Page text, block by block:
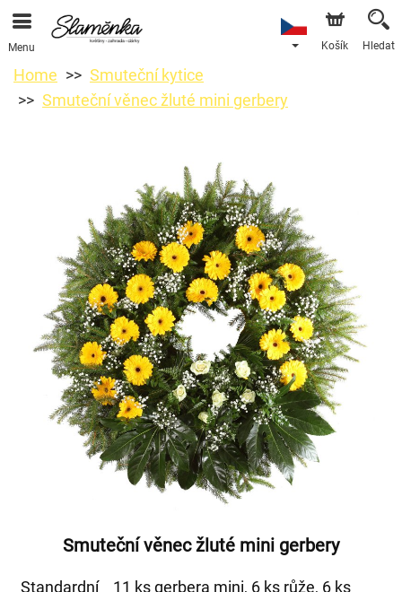
Menu Košík Hledat
Home
Smuteční kytice
Smuteční věnec žluté mini gerbery
Smuteční věnec žluté mini gerbery
Standardní
11 ks gerbera mini, 6 ks růže, 6 ks